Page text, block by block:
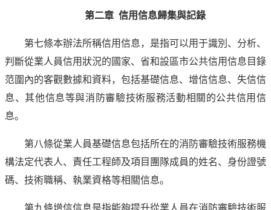
第二章 信用信息歸集與記錄
第七條本辦法所稱信用信息，是指可以用于識別、分析、
判斷從業人員信用狀況的國家、省和設區市公共信用信息目錄
范圍內的客觀數據和資料，包括基礎信息、增信信息、失信信
息、其他信息等與消防審驗技術服務活動相關的公共信用信
息。
第八條從業人員基礎信息包括所在的消防審驗技術服務機
構法定代表人、責任工程師及項目團隊成員的姓名、身份證號
碼、技術職稱、執業資格等相關信息。
第九條增信信息是指能夠提升從業人員在消防審驗技術服